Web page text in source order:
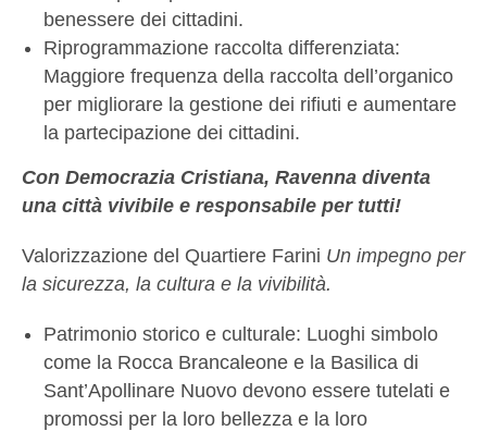
benessere dei cittadini.
Riprogrammazione raccolta differenziata:
Maggiore frequenza della raccolta dell’organico
per migliorare la gestione dei rifiuti e aumentare
la partecipazione dei cittadini.
Con Democrazia Cristiana, Ravenna diventa
una città vivibile e responsabile per tutti!
Valorizzazione del Quartiere Farini Un impegno per
la sicurezza, la cultura e la vivibilità.
Patrimonio storico e culturale: Luoghi simbolo
come la Rocca Brancaleone e la Basilica di
Sant’Apollinare Nuovo devono essere tutelati e
promossi per la loro bellezza e la loro